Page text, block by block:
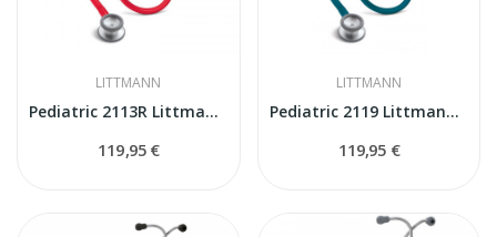
LITTMANN
Pediatric 2113R Littmann Classic II stetoskops
119,95 €
LITTMANN
Pediatric 2119 Littmann Classic II stetoskops
119,95 €